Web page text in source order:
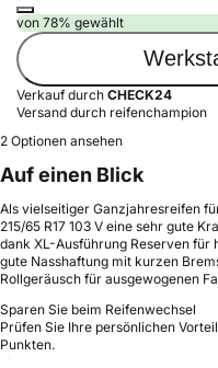
von 78% gewählt
Verkauf durch CHECK24
Versand durch reifenchampion
2 Optionen ansehen
Auf einen Blick
Als vielseitiger Ganzjahresreifen
215/65 R17 103 V eine sehr gute
dank XL-Ausführung Reserven für
gute Nasshaftung mit kurzen
Rollgeräusch für ausgewogenen
Sparen Sie beim Reifenwechsel
Prüfen Sie Ihre persönlichen
Punkten.